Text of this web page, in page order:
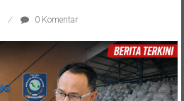
0 Komentar